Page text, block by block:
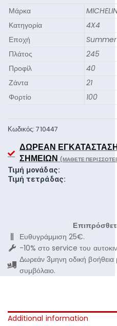
Μάρκα
Κατηγορία
4X4
Εποχή
Summer
Πλάτος
245
Προφίλ
40
Ζάντα
21
Φορτίο
100
Κωδικός:710447
ΔΩΡΕΆΝ
ΣΗΜΕΊΩΝ (ΜΆΘΕΤΕ
Τιμή μονάδας:
Τιμή τετράδας:
Ευθυγράμμιση 25€.
-10% στο service του
Δωρεάν 3μηνη οδική βοήθεια
συμβόλαιο.
Additional information